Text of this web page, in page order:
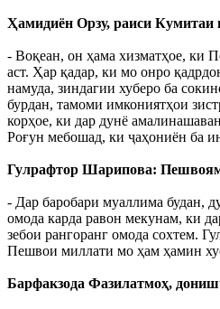
Ҳамидиён Орзу, раиси Кумитаи
- Воқеан, он ҳама хизматҳое, ки
аст. Ҳар қадар, ки мо онро
намуда, зиндагии хуберо ба
бурдан, тамоми имкониятҳои
корҳое, ки дар дунё
Роғун мебошад, ки ҷаҳониён ба
Гулрафтор Шарипова:
- Дар баробари муаллима будан,
омода карда равон мекунам, ки
зебои рангоранг омода сохтем.
Пешвои миллати мо ҳам ҳамин
Барфакзода Фазилатмоҳ,